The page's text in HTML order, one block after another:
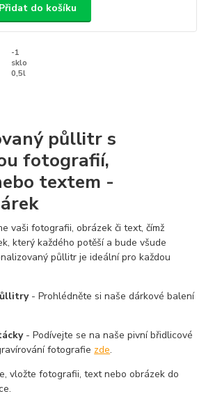
Přidat do košíku
-1
sklo
0,5l
půllitr s
fotografií,
textem -
vaši fotografii, obrázek či text, čímž
který každého potěší a bude všude
půllitr je ideální pro každou
- Prohlédněte si naše dárkové balení
- Podívejte se na naše pivní břidlicové
fotografie zde.
vložte fotografii, text nebo obrázek do